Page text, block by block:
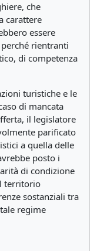
che
carattere
essere
rientranti
di competenza
turistiche e le
di mancata
il legislatore
parificato
a quella delle
posto i
di condizione
territorio
sostanziali tra
regime